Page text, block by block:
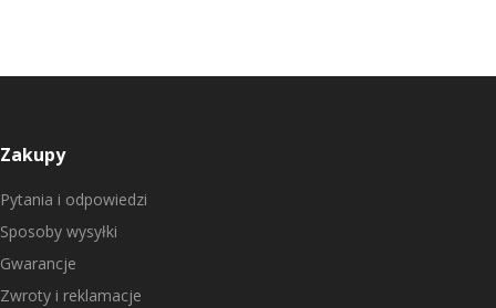
Zakupy
Pytania i odpowiedzi
Sposoby wysyłki
Gwarancje
Zwroty i reklamacje